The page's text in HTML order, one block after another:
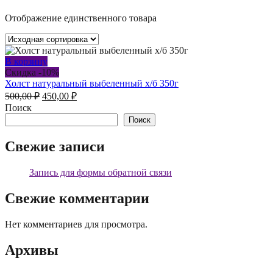
Отображение единственного товара
В корзину
Скидка -10%
Холст натуральный выбеленный х/б 350г
500,00₽ Первоначальная
составляла
500,00 ₽.
450,00 ₽Текущая
450,00 ₽.
Поиск
Поиск
Свежие записи
Запись для формы обратной связи
Свежие комментарии
Нет комментариев для просмотра.
Архивы